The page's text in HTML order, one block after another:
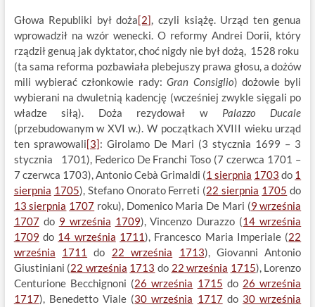
Głowa Republiki był doża[2], czyli książę. Urząd ten genua
wprowadził na wzór wenecki. O reformy Andrei Dorii, który
rządził genuą jak dyktator, choć nigdy nie był dożą, 1528 roku
(ta sama reforma pozbawiała plebejuszy prawa głosu, a dożów
mili wybierać członkowie rady:Gran Consiglio) dożowie byli
wybierani na dwuletnią kadencję (wcześniej zwykle sięgali po
władze siłą). Doża rezydował w Palazzo Ducale
(przebudowanym w XVI w.). W początkach XVIII wieku urząd
ten sprawowali[3]: Girolamo De Mari (3 stycznia 1699 – 3
stycznia 1701), Federico De Franchi Toso (7 czerwca 1701 –
7 czerwca 1703), Antonio Cebà Grimaldi (1 sierpnia 1703 do 1
sierpnia 1705), Stefano Onorato Ferreti (22 sierpnia 1705 do
13 sierpnia 1707 roku), Domenico Maria De Mari (9 września
1707do 9 września 1709), Vincenzo Durazzo (14 września
1709 do 14 września 1711), Francesco Maria Imperiale (22
września
1711 do 22 września 1713), Giovanni Antonio
Giustiniani (22 września 1713 do 22 września 1715), Lorenzo
Centurione Becchignoni (26 września 1715 do 26 września
1717), Benedetto Viale (30 września 1717do 30 września